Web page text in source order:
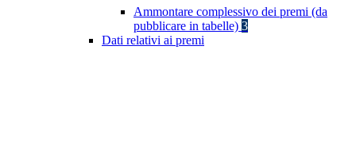
Ammontare complessivo dei premi (da
pubblicare in tabelle) 3
Dati relativi ai premi